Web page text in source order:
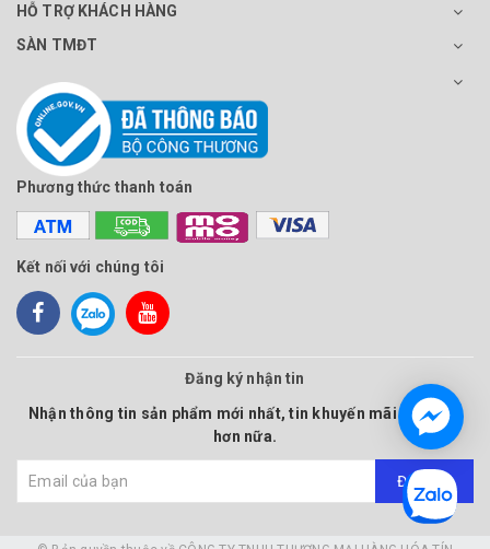
HỖ TRỢ KHÁCH HÀNG
SÀN TMĐT
Phương thức thanh toán
Kết nối với chúng tôi
Đăng ký nhận tin
Nhận thông tin sản phẩm mới nhất, tin khuyến mãi và nhiều
hơn nữa.
Đăng ký